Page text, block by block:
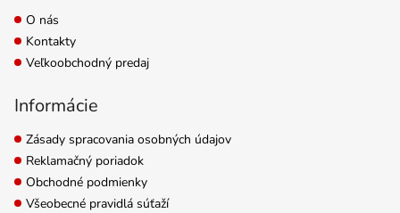
O nás
Kontakty
Veľkoobchodný predaj
Informácie
Zásady spracovania osobných údajov
Reklamačný poriadok
Obchodné podmienky
Všeobecné pravidlá súťaží